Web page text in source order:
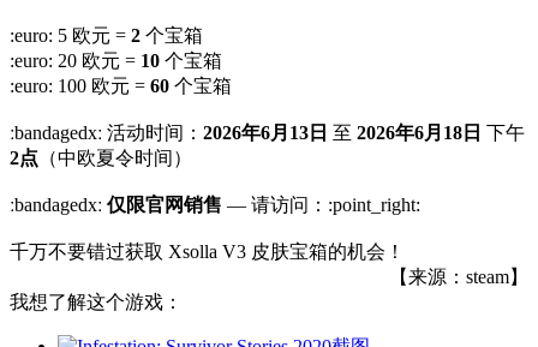
:euro: 5 欧元 = 2 个宝箱
:euro: 20 欧元 = 10 个宝箱
:euro: 100 欧元 = 60 个宝箱
ːbandagedxː 活动时间： 2026年6月13日 至 2026年6月18日 下午
2点 （中欧夏令时间）
ːbandagedxː 仅限官网销售 — 请访问：:point_right:
千万不要错过获取 Xsolla V3 皮肤宝箱的机会！
【来源：steam】
我想了解这个游戏：